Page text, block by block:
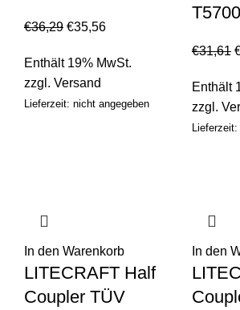
€36,29 €35,56
Enthält 19% MwSt.
zzgl. Versand
Lieferzeit: nicht angegeben
€31,61
Enthält
zzgl.
In den Warenkorb
LITECRAFT Half
Coupler TÜV
In den